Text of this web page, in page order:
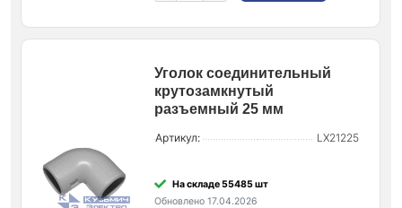
Уголок соединительный
крутозамкнутый
разъемный 25 мм
Артикул: LX21225
На складе 55485 шт
Обновлено 17.04.2026